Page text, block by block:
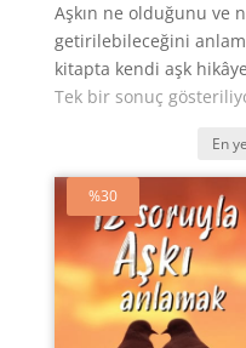
Aşkın ne olduğunu ve
getirilebileceğini
kitapta kendi aşk
Tek bir sonuç
%30